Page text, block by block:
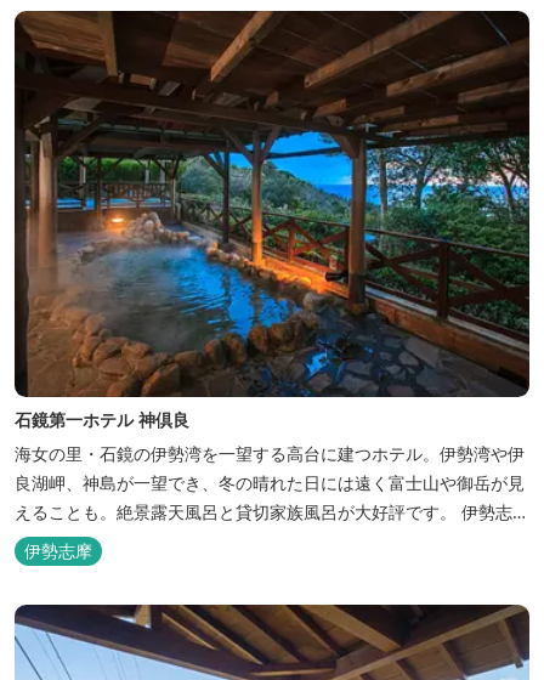
石鏡第一ホテル 神倶良
海女の里・石鏡の伊勢湾を一望する高台に建つホテル。伊勢湾や伊
良湖岬、神島が一望でき、冬の晴れた日には遠く富士山や御岳が見
えることも。絶景露天風呂と貸切家族風呂が大好評です。 伊勢志摩
の新鮮な海の幸をふんだんに使った味覚自慢の人情味あふれる温泉
宿です。
伊勢志摩